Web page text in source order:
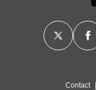
Contact